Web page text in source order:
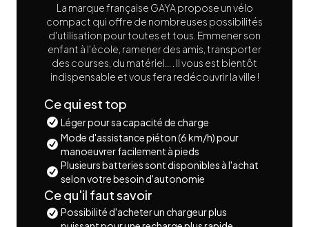
La marque française GAYA propose un vélo
compact qui offre de nombreuses possibilités
d'utilisation pour toutes et tous. Emmener son
enfant à l'école, ramener des amis, transporter
des courses, du matériel... . Il vous est bientôt
indispensable et vous fera redécouvrir la ville !
Ce qui est top
Léger pour sa capacité de charge
Mode d'assistance piéton (6 km/h) pour
manoeuvrer facilement à pieds
Plusieurs batteries sont disponibles à l'achat
selon votre besoin d'autonomie
Ce qu'il faut savoir
Possibilité d'acheter un chargeur plus